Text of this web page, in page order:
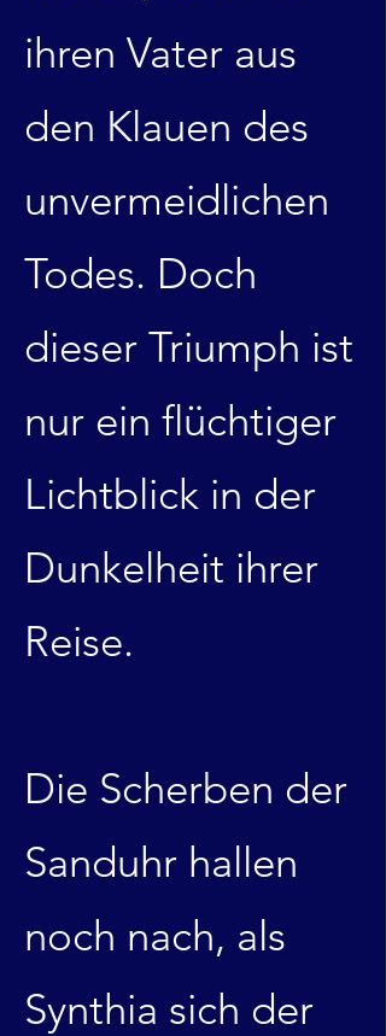
ihren Vater aus
den Klauen des
unvermeidlichen
Todes. Doch
dieser Triumph ist
nur ein flüchtiger
Lichtblick in der
Dunkelheit ihrer
Reise.
Die Scherben der
Sanduhr hallen
noch nach, als
Synthia sich der